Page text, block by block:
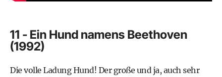
11 - Ein Hund namens Beethoven
(1992)
Die volle Ladung Hund! Der große und ja, auch sehr